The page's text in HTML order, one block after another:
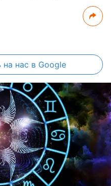
на нас в Google